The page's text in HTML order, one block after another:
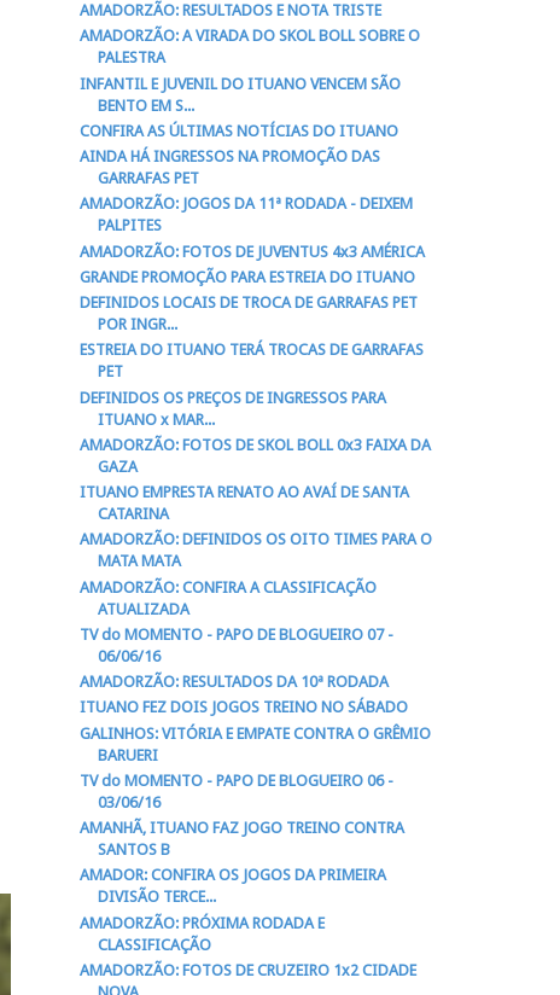
AMADORZÃO: RESULTADOS E NOTA TRISTE
AMADORZÃO: A VIRADA DO SKOL BOLL SOBRE O
PALESTRA
INFANTIL E JUVENIL DO ITUANO VENCEM SÃO
BENTO EM S...
CONFIRA AS ÚLTIMAS NOTÍCIAS DO ITUANO
AINDA HÁ INGRESSOS NA PROMOÇÃO DAS
GARRAFAS PET
AMADORZÃO: JOGOS DA 11ª RODADA - DEIXEM
PALPITES
AMADORZÃO: FOTOS DE JUVENTUS 4x3 AMÉRICA
GRANDE PROMOÇÃO PARA ESTREIA DO ITUANO
DEFINIDOS LOCAIS DE TROCA DE GARRAFAS PET
POR INGR...
ESTREIA DO ITUANO TERÁ TROCAS DE GARRAFAS
PET
DEFINIDOS OS PREÇOS DE INGRESSOS PARA
ITUANO x MAR...
AMADORZÃO: FOTOS DE SKOL BOLL 0x3 FAIXA DA
GAZA
ITUANO EMPRESTA RENATO AO AVAÍ DE SANTA
CATARINA
AMADORZÃO: DEFINIDOS OS OITO TIMES PARA O
MATA MATA
AMADORZÃO: CONFIRA A CLASSIFICAÇÃO
ATUALIZADA
TV do MOMENTO - PAPO DE BLOGUEIRO 07 -
06/06/16
AMADORZÃO: RESULTADOS DA 10ª RODADA
ITUANO FEZ DOIS JOGOS TREINO NO SÁBADO
GALINHOS: VITÓRIA E EMPATE CONTRA O GRÊMIO
BARUERI
TV do MOMENTO - PAPO DE BLOGUEIRO 06 -
03/06/16
AMANHÃ, ITUANO FAZ JOGO TREINO CONTRA
SANTOS B
AMADOR: CONFIRA OS JOGOS DA PRIMEIRA
DIVISÃO TERCE...
AMADORZÃO: PRÓXIMA RODADA E
CLASSIFICAÇÃO
AMADORZÃO: FOTOS DE CRUZEIRO 1x2 CIDADE